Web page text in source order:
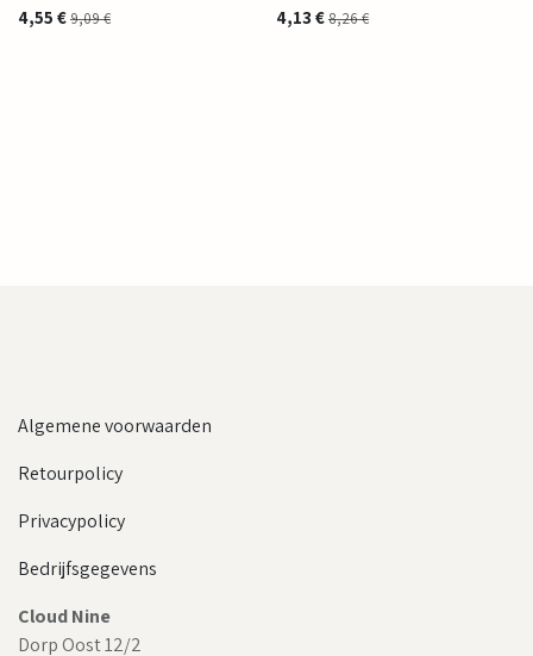
4,55 €9,09€ 4,13 €8,26€
Algemene voorwaarden
Retourpolicy
Privacypolicy
Bedrijfsgegevens
Cloud Nine
Dorp Oost 12/2